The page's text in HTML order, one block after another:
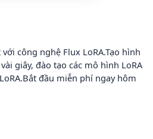
công nghệ Flux LoRA.Tạo hình
giây, đào tạo các mô hình LoRA
đầu miễn phí ngay hôm